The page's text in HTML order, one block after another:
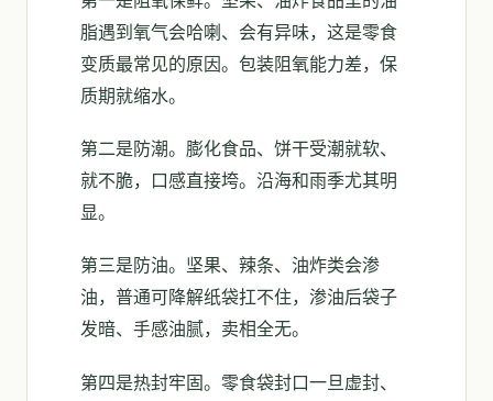
脂遇到氧气会哈喇、会有异味，这是零食
变质最常见的原因。包装阻氧能力差，保
质期就缩水。
第二是防潮。膨化食品、饼干受潮就软、
就不脆，口感直接垮。沿海和雨季尤其明
显。
第三是防油。坚果、辣条、油炸类会渗
油，普通可降解纸袋扛不住，渗油后袋子
发暗、手感油腻，卖相全无。
第四是热封牢固。零食袋封口一旦虚封、